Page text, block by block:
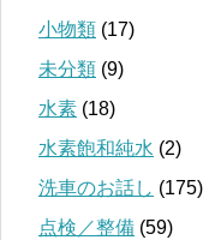
小物類 (17)
未分類 (9)
水素 (18)
水素飽和純水 (2)
洗車のお話し (175)
点検／整備 (59)